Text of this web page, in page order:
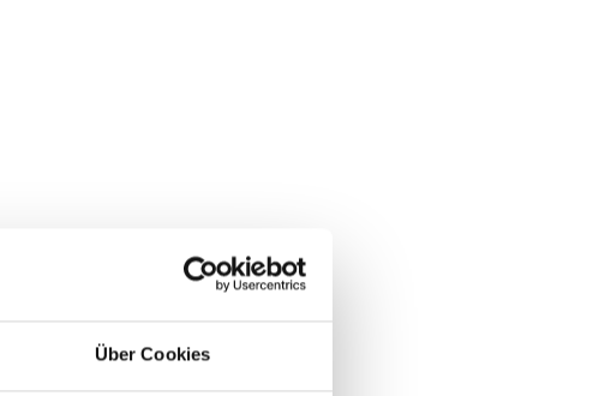
Über Cookies